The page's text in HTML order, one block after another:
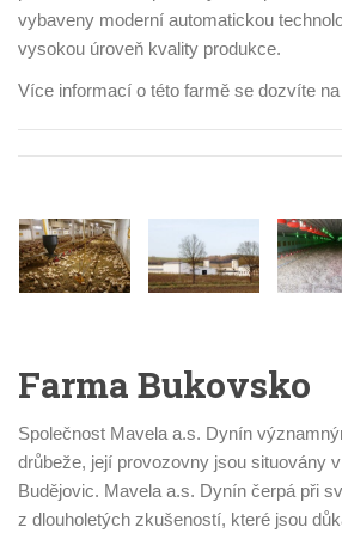
vybaveny moderní automatickou
vysokou úroveň kvality produkce.
Více informací o této farmě se dozvíte na
Farma Bukovsko
Společnost Mavela a.s. Dynín
drůbeže, její provozovny jsou situovány
Budějovic. Mavela a.s. Dynín čerpá při
z dlouholetých zkušeností, které jsou